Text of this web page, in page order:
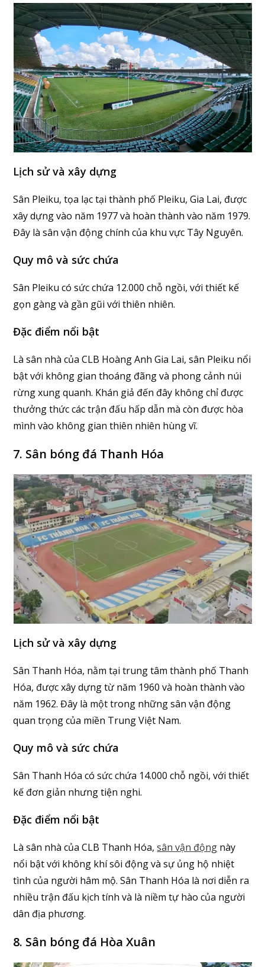
Lịch sử và xây dựng
Sân Pleiku, tọa lạc tại thành phố Pleiku, Gia Lai, được
xây dựng vào năm 1977 và hoàn thành vào năm 1979.
Đây là sân vận động chính của khu vực Tây Nguyên.
Quy mô và sức chứa
Sân Pleiku có sức chứa 12.000 chỗ ngồi, với thiết kế
gọn gàng và gần gũi với thiên nhiên.
Đặc điểm nổi bật
Là sân nhà của CLB Hoàng Anh Gia Lai, sân Pleiku nổi
bật với không gian thoáng đãng và phong cảnh núi
rừng xung quanh. Khán giả đến đây không chỉ được
thưởng thức các trận đấu hấp dẫn mà còn được hòa
mình vào không gian thiên nhiên hùng vĩ.
7. Sân bóng đá Thanh Hóa
Lịch sử và xây dựng
Sân Thanh Hóa, nằm tại trung tâm thành phố Thanh
Hóa, được xây dựng từ năm 1960 và hoàn thành vào
năm 1962. Đây là một trong những sân vận động
quan trọng của miền Trung Việt Nam.
Quy mô và sức chứa
Sân Thanh Hóa có sức chứa 14.000 chỗ ngồi, với thiết
kế đơn giản nhưng tiện nghi.
Đặc điểm nổi bật
Là sân nhà của CLB Thanh Hóa,sân vận động này
nổi bật với không khí sôi động và sự ủng hộ nhiệt
tình của người hâm mộ. Sân Thanh Hóa là nơi diễn ra
nhiều trận đấu kịch tính và là niềm tự hào của người
dân địa phương.
8. Sân bóng đá Hòa Xuân